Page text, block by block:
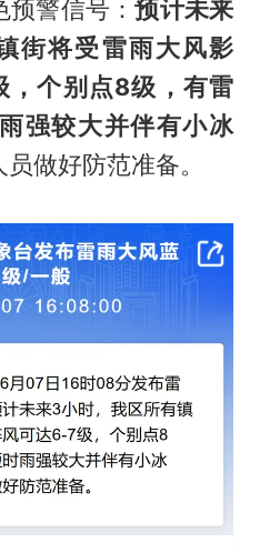
预警信号：预计未来
街将受雷雨大风影
，个别点8级，有雷
强较大并伴有小冰
做好防范准备。